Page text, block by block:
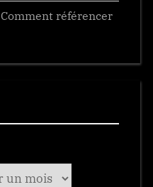
Comment référencer